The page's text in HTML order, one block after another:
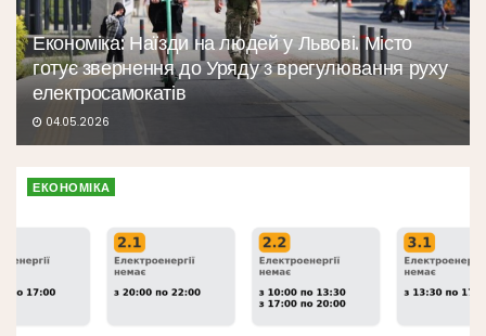
Економіка: Наїзди на людей у Львові. Місто
готує звернення до Уряду з врегулювання руху
електросамокатів
04.05.2026
ЕКОНОМІКА